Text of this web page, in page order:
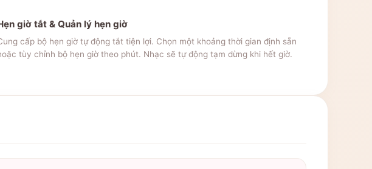
giờ tắt & Quản lý hẹn giờ
cấp bộ hẹn giờ tự động tắt tiện lợi. Chọn một khoảng thời gian định sẵn
tùy chỉnh bộ hẹn giờ theo phút. Nhạc sẽ tự động tạm dừng khi hết giờ.